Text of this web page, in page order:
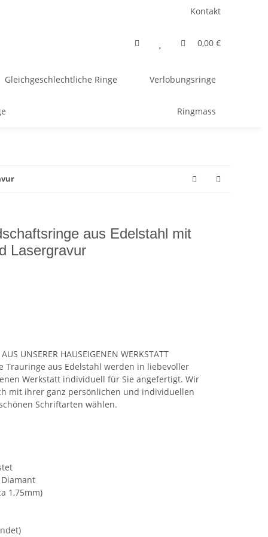
Kontakt
0,00 €
Gleichgeschlechtliche Ringe Verlobungsringe
Ringmass
aus Edelstahl mit
Lasergravur
UNSERER HAUSEIGENEN WERKSTATT
Trauringe aus Edelstahl werden in liebevoller
Werkstatt individuell für Sie angefertigt. Wir
mit ihrer ganz persönlichen und individuellen
Schriftarten wählen.
1,75mm)